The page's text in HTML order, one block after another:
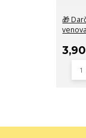
🎁